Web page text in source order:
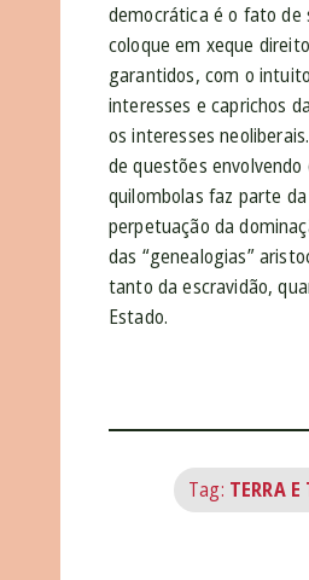
democrática é o fato de
coloque em xeque
garantidos, com o
interesses e caprichos
os interesses
de questões
quilombolas faz parte
perpetuação da
das “genealogias”
tanto da escravidão,
Estado.
Tag: TERRA